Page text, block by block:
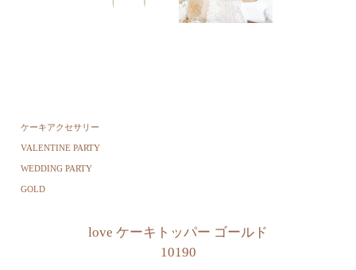
ケーキアクセサリー
VALENTINE PARTY
WEDDING PARTY
GOLD
love ケーキトッパー ゴールド
10190